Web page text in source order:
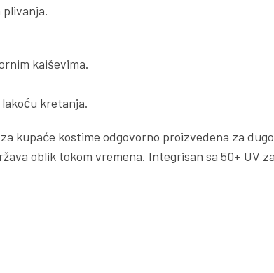
kaiševima.
kretanja.
kupaće kostime odgovorno proizvedena za
oblik tokom vremena. Integrisan sa 50+ UV